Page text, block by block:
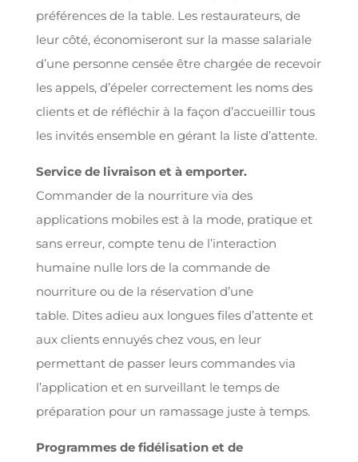
préférences de la table. Les restaurateurs, de
leur côté, économiseront sur la masse salariale
d’une personne censée être chargée de recevoir
les appels, d’épeler correctement les noms des
clients et de réfléchir à la façon d’accueillir tous
les invités ensemble en gérant la liste d’attente.
Service de livraison et à emporter.
Commander de la nourriture via des
applications mobiles est à la mode, pratique et
sans erreur, compte tenu de l’interaction
humaine nulle lors de la commande de
nourriture ou de la réservation d’une
table. Dites adieu aux longues files d’attente et
aux clients ennuyés chez vous, en leur
permettant de passer leurs commandes via
l’application et en surveillant le temps de
préparation pour un ramassage juste à temps.
Programmes de fidélisation et de